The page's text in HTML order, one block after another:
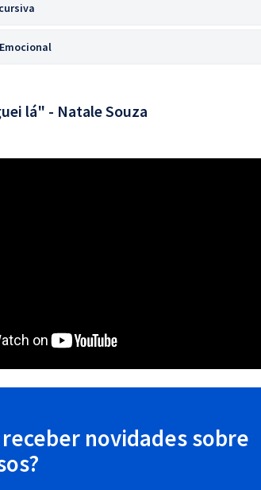
lá" - Natale Souza
novidades sobre